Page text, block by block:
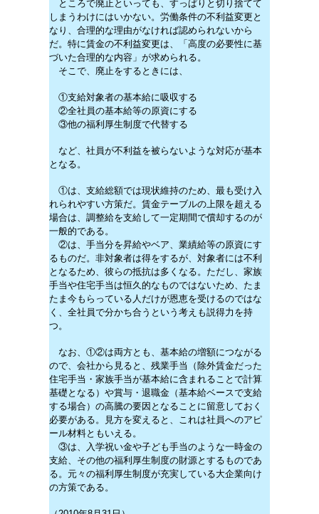
ところで廃止といっても、すっぱりと切り捨てて
しまうわけにはいかない。労働条件の不利益変更と
なり、合理的な理由がなければ認められないから
だ。特に賃金の不利益変更は、「高度の必要性に基
づいた合理的な内容」が求められる。
そこで、廃止をするときには、
①支給対象者の基本給に吸収する
②全社員の基本給等の原資にする
③他の福利厚生制度で代替する
など、社員が不利益を被らないような対応が基本
となる。
①は、支給総額では現状維持のため、最も受け入
れられやすい方策だ。賃金テーブルの上限を超える
場合は、調整給を支給して一定期間で償却するのが
一般的である。
②は、手当分を昇給やベア、業績給等の原資にす
るものだ。非対象者は得をするが、対象者には不利
となるため、彼らの抵抗は多くなる。ただし、家族
手当や住宅手当は恒久的なものではないため、たま
たま今もらっている人だけが恩恵を受けるのではな
く、全社員で分かち合うという考えも説得力を持
つ。
なお、①②は両方とも、基本給の増額につながる
ので、会社から見ると、残業手当（除外賃金だった
住宅手当・家族手当が基本給に含まれることで計算
基礎となる）や賞与・退職金（基本給ベースで支給
する場合）の高騰の要因となることに留意しておく
必要がある。見方を変えると、これは社員へのアピ
ール材料ともいえる。
③は、入学祝い金や子ども手当のような一時金の
支給、その他の福利厚生制度の財源とするものであ
る。元々の福利厚生制度が充実している大企業向け
の方策である。